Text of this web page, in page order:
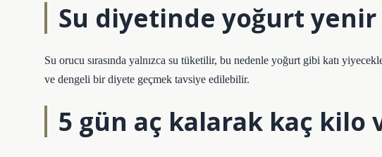
Su diyetinde yoğurt yenir
Su orucu sırasında yalnızca su tüketilir, bu nedenle yoğurt gibi katı
ve dengeli bir diyete geçmek tavsiye edilebilir.
5 gün aç kalarak kaç kilo